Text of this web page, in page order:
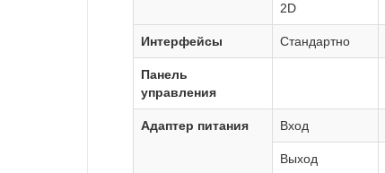
2D
Интерфейсы Стандартно
Панель
управления
Адаптер питания Вход
Выход